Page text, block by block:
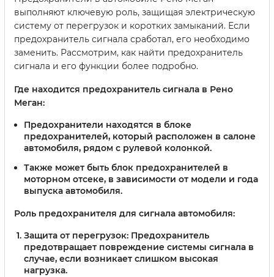
выполняют ключевую роль, защищая электрическую
систему от перегрузок и коротких замыканий. Если
предохранитель сигнала сработал, его необходимо
заменить. Рассмотрим, как найти предохранитель
сигнала и его функции более подробно.
Где находится предохранитель сигнала в Рено
Меган:
Предохранители находятся в блоке
предохранителей, который расположен в салоне
автомобиля, рядом с рулевой колонкой.
Также может быть блок предохранителей в
моторном отсеке, в зависимости от модели и года
выпуска автомобиля.
Роль предохранителя для сигнала автомобиля:
Защита от перегрузок: Предохранитель
предотвращает повреждение системы сигнала в
случае, если возникает слишком высокая
нагрузка.